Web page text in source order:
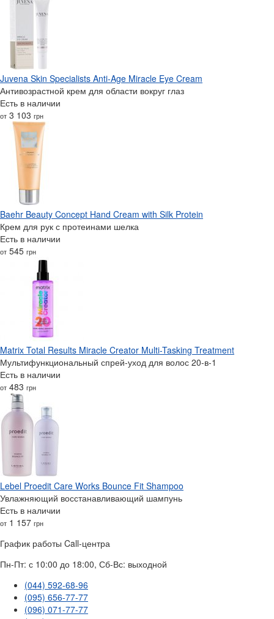
Juvena Skin Specialists Anti-Age Miracle Eye Cream
Антивозрастной крем для области вокруг глаз
Есть в наличии
от 3 103 грн
Baehr Beauty Concept Hand Cream with Silk Protein
Крем для рук с протеинами шелка
Есть в наличии
от 545 грн
Matrix Total Results Miracle Creator Multi-Tasking Treatment
Мультифункциональный спрей-уход для волос 20-в-1
Есть в наличии
от 483 грн
Lebel Proedit Care Works Bounce Fit Shampoo
Увлажняющий восстанавливающий шампунь
Есть в наличии
от 1 157 грн
График работы Call-центра
Пн-Пт: с 10:00 до 18:00, Сб-Вс: выходной
(044) 592-68-96
(095) 656-77-77
(096) 071-77-77